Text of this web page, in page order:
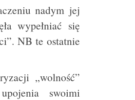
nadym jej
wypełniać się
NB te ostatnie
„wolność”
swoimi